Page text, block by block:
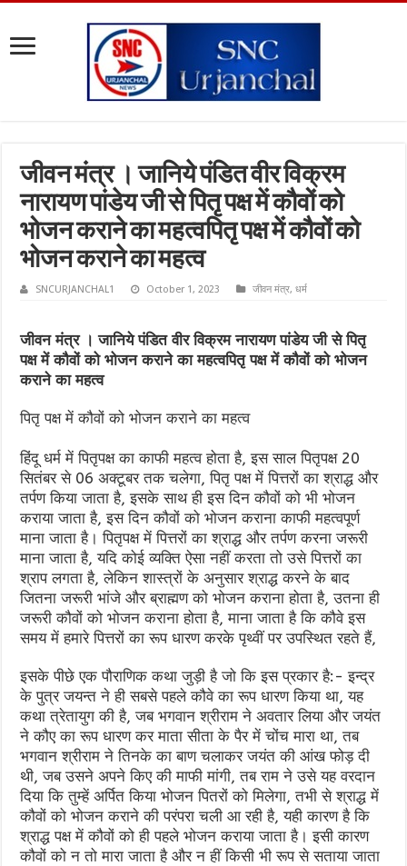
जीवन मंत्र । जानिये पंडित वीर विक्रम
नारायण पांडेय जी से पितृ पक्ष में कौवों को
भोजन कराने का महत्वपितृ पक्ष में कौवों को
भोजन कराने का महत्व
SNCURJANCHAL1 October 1, 2023 जीवन मंत्र,धर्म
जीवन मंत्र । जानिये पंडित वीर विक्रम नारायण पांडेय जी से पितृ
पक्ष में कौवों को भोजन कराने का महत्वपितृ पक्ष में कौवों को भोजन
कराने का महत्व
पितृ पक्ष में कौवों को भोजन कराने का महत्व
हिंदू धर्म में पितृपक्ष का काफी महत्व होता है, इस साल पितृपक्ष 20
सितंबर से 06 अक्टूबर तक चलेगा, पितृ पक्ष में पित्तरों का श्राद्ध और
तर्पण किया जाता है, इसके साथ ही इस दिन कौवों को भी भोजन
कराया जाता है, इस दिन कौवों को भोजन कराना काफी महत्वपूर्ण
माना जाता है। पितृपक्ष में पित्तरों का श्राद्ध और तर्पण करना जरूरी
माना जाता है, यदि कोई व्यक्ति ऐसा नहीं करता तो उसे पित्तरों का
श्राप लगता है, लेकिन शास्त्रों के अनुसार श्राद्ध करने के बाद
जितना जरूरी भांजे और ब्राह्मण को भोजन कराना होता है, उतना ही
जरूरी कौवों को भोजन कराना होता है, माना जाता है कि कौवे इस
समय में हमारे पित्तरों का रूप धारण करके पृथ्वीं पर उपस्थित रहते हैं,
इसके पीछे एक पौराणिक कथा जुड़ी है जो कि इस प्रकार है:- इन्द्र
के पुत्र जयन्त ने ही सबसे पहले कौवे का रूप धारण किया था, यह
कथा त्रेतायुग की है, जब भगवान श्रीराम ने अवतार लिया और जयंत
ने कौए का रूप धारण कर माता सीता के पैर में चोंच मारा था, तब
भगवान श्रीराम ने तिनके का बाण चलाकर जयंत की आंख फोड़ दी
थी, जब उसने अपने किए की माफी मांगी, तब राम ने उसे यह वरदान
दिया कि तुम्हें अर्पित किया भोजन पितरों को मिलेगा, तभी से श्राद्ध में
कौवों को भोजन कराने की परंपरा चली आ रही है, यही कारण है कि
श्राद्ध पक्ष में कौवों को ही पहले भोजन कराया जाता है। इसी कारण
कौवों को न तो मारा जाता है और न हीं किसी भी रूप से सताया जाता